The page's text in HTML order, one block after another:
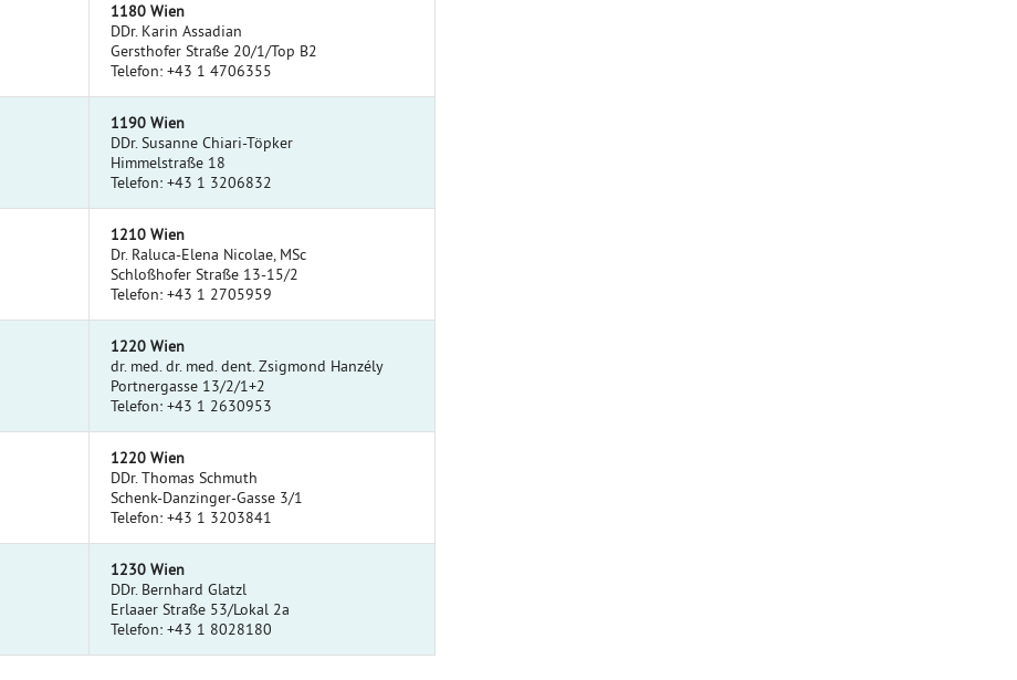
1180 Wien
DDr. Karin Assadian
Gersthofer Straße 20/1/Top B2
Telefon: +43 1 4706355
1190 Wien
DDr. Susanne Chiari-Töpker
Himmelstraße 18
Telefon: +43 1 3206832
1210 Wien
Dr. Raluca-Elena Nicolae, MSc
Schloßhofer Straße 13-15/2
Telefon: +43 1 2705959
1220 Wien
dr. med. dr. med. dent. Zsigmond Hanzély
Portnergasse 13/2/1+2
Telefon: +43 1 2630953
1220 Wien
DDr. Thomas Schmuth
Schenk-Danzinger-Gasse 3/1
Telefon: +43 1 3203841
1230 Wien
DDr. Bernhard Glatzl
Erlaaer Straße 53/Lokal 2a
Telefon: +43 1 8028180